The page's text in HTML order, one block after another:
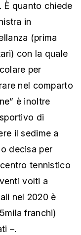
È quanto chiede
in
(prima
con la quale
per
nel comparto
è inoltre
di
il sedime a
decisa per
tennistico
volti a
nel 2020 è
franchi)
–.